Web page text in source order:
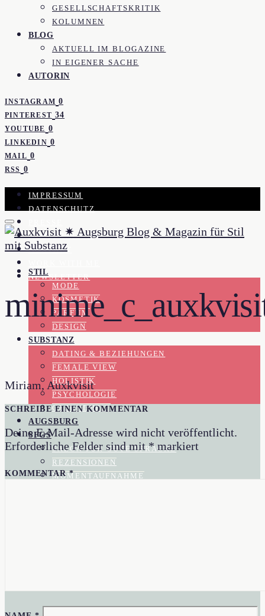
GESELLSCHAFTSKRITIK
KOLUMNEN
BLOG
AKTUELL IM BLOGAZINE
IN EIGENER SACHE
AUTORIN
INSTAGRAM 0
PINTEREST 34
YOUTUBE 0
LINKEDIN 0
MAIL 0
RSS 0
IMPRESSUM
DATENSCHUTZ
KOOPERATION
KONTAKT
NEWSLETTER
STIL
MODE
KOSMETIK
PARFUM
DESIGN
SUBSTANZ
DATING & BEZIEHUNGEN
FEMALE VIEW
HOLISTIK
PSYCHOLOGIE
GESUNDHEIT
AUGSBURG
SFGS
SALON FÜR GUTE SPRACHE
REZENSIONEN
MOMENTAUFNAHME
Miriam, Auxkvisit
SCHREIBE EINEN KOMMENTAR
Deine E-Mail-Adresse wird nicht veröffentlicht.
Erforderliche Felder sind mit*markiert
KOMMENTAR*